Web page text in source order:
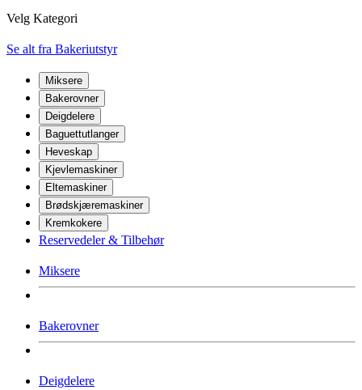
Velg Kategori
Se alt fra Bakeriutstyr
Miksere
Bakerovner
Deigdelere
Baguettutlanger
Heveskap
Kjevlemaskiner
Eltemaskiner
Brødskjæremaskiner
Kremkokere
Reservedeler & Tilbehør
Miksere
Bakerovner
Deigdelere